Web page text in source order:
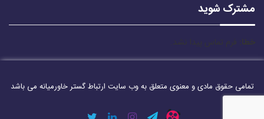
مشترک شوید
خطا: فرم تماس پیدا نشد.
تمامی حقوق مادی و معنوی متعلق به وب سایت ارتباط گستر خاورمیانه می باشد